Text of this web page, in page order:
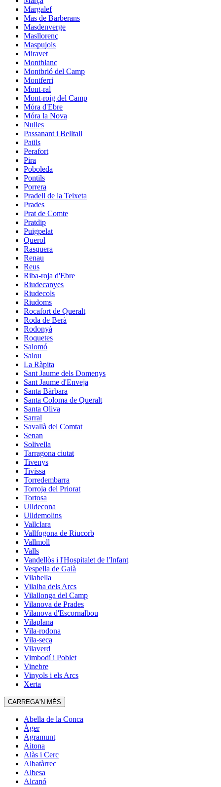
Margalef
Mas de Barberans
Masdenverge
Masllorenç
Maspujols
Miravet
Montblanc
Montbrió del Camp
Montferri
Mont-ral
Mont-roig del Camp
Móra d'Ebre
Móra la Nova
Nulles
Passanant i Belltall
Paüls
Perafort
Pira
Poboleda
Pontils
Porrera
Pradell de la Teixeta
Prades
Prat de Comte
Pratdip
Puigpelat
Querol
Rasquera
Renau
Reus
Riba-roja d'Ebre
Riudecanyes
Riudecols
Riudoms
Rocafort de Queralt
Roda de Berà
Rodonyà
Roquetes
Salomó
Salou
La Ràpita
Sant Jaume dels Domenys
Sant Jaume d'Enveja
Santa Bàrbara
Santa Coloma de Queralt
Santa Oliva
Sarral
Savallà del Comtat
Senan
Solivella
Tarragona ciutat
Tivenys
Tivissa
Torredembarra
Torroja del Priorat
Tortosa
Ulldecona
Ulldemolins
Vallclara
Vallfogona de Riucorb
Vallmoll
Valls
Vandellòs i l'Hospitalet de l'Infant
Vespella de Gaià
Vilabella
Vilalba dels Arcs
Vilallonga del Camp
Vilanova de Prades
Vilanova d'Escornalbou
Vilaplana
Vila-rodona
Vila-seca
Vilaverd
Vimbodí i Poblet
Vinebre
Vinyols i els Arcs
Xerta
CARREGA'N MÉS
Abella de la Conca
Àger
Agramunt
Aitona
Alàs i Cerc
Albatàrrec
Albesa
Alcanó